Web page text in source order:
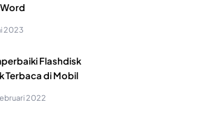
2023
Flashdisk
Terbaca di Mobil
2022